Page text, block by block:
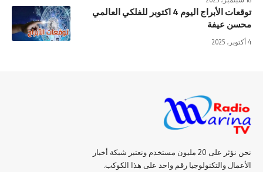
توقعات الأبراج اليوم 4 اكتوبر للفلكي العالمي
محسن عيفة
4 أكتوبر، 2025
نحن نؤثر على 20 مليون مستخدم ونعتبر شبكة أخبار
الأعمال والتكنولوجيا رقم واحد على هذا الكوكب.